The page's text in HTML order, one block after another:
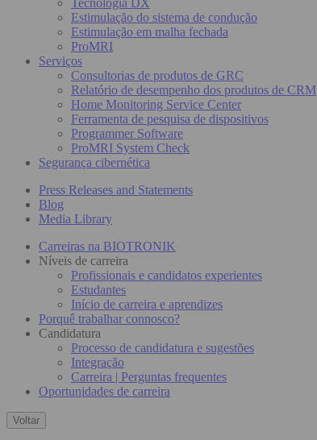
Estimulação do sistema de condução
Estimulação em malha fechada
ProMRI
Serviços
Consultorias de produtos de GRC
Relatório de desempenho dos produtos de CRM
Home Monitoring Service Center
Ferramenta de pesquisa de dispositivos
Programmer Software
ProMRI System Check
Segurança cibernética
Press Releases and Statements
Blog
Media Library
Carreiras na BIOTRONIK
Níveis de carreira
Profissionais e candidatos experientes
Estudantes
Início de carreira e aprendizes
Porquê trabalhar connosco?
Candidatura
Processo de candidatura e sugestões
Integração
Carreira | Perguntas frequentes
Oportunidades de carreira
Voltar